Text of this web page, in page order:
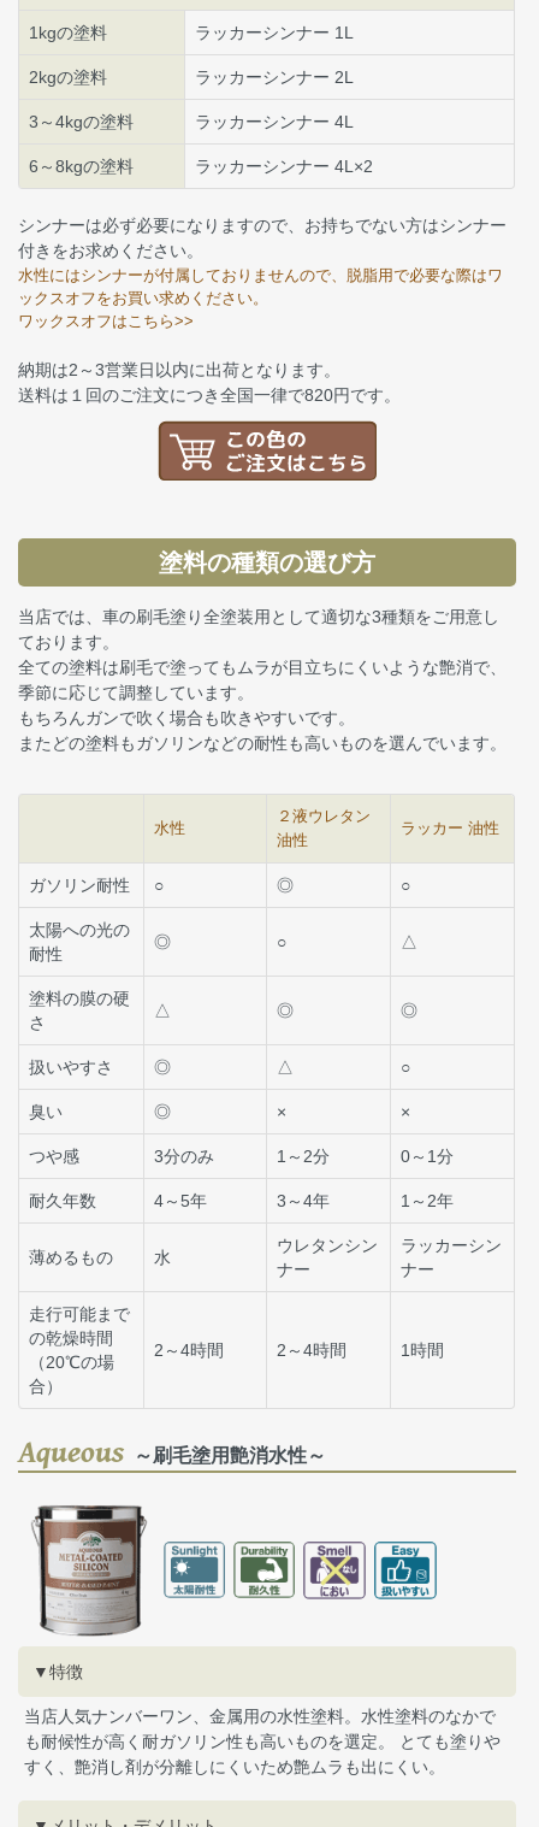
1kgの塗料 ラッカーシンナー 1L
2kgの塗料 ラッカーシンナー 2L
3～4kgの塗料 ラッカーシンナー 4L
6～8kgの塗料 ラッカーシンナー 4L×2
シンナーは必ず必要になりますので、お持ちでない方はシンナー
付きをお求めください。
水性にはシンナーが付属しておりませんので、脱脂用で必要な際はワ
ックスオフをお買い求めください。
ワックスオフはこちら>>
納期は2～3営業日以内に出荷となります。
送料は１回のご注文につき全国一律で820円です。
塗料の種類の選び方
当店では、車の刷毛塗り全塗装用として適切な3種類をご用意し
ております。
全ての塗料は刷毛で塗ってもムラが目立ちにくいような艶消で、
季節に応じて調整しています。
もちろんガンで吹く場合も吹きやすいです。
またどの塗料もガソリンなどの耐性も高いものを選んでいます。
水性
２液ウレタン
油性
ラッカー 油性
ガソリン耐性 ○ ◎ ○
太陽への光の
耐性
◎ ○ △
塗料の膜の硬
さ
△ ◎ ◎
扱いやすさ ◎ △ ○
臭い ◎ × ×
つや感 3分のみ 1～2分 0～1分
耐久年数 4～5年 3～4年 1～2年
薄めるもの 水
ウレタンシン
ナー
ラッカーシン
ナー
走行可能まで
の乾燥時間
（20℃の場
合）
2～4時間 2～4時間 1時間
Aqueous ～刷毛塗用艶消水性～
▼特徴
当店人気ナンバーワン、金属用の水性塗料。水性塗料のなかで
も耐候性が高く耐ガソリン性も高いものを選定。 とても塗りや
すく、艶消し剤が分離しにくいため艶ムラも出にくい。